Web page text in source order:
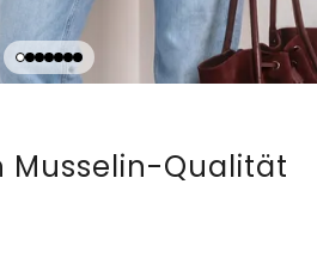
Musselin-Qualität